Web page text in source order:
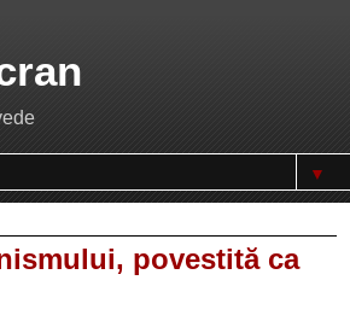
▼
povestită ca